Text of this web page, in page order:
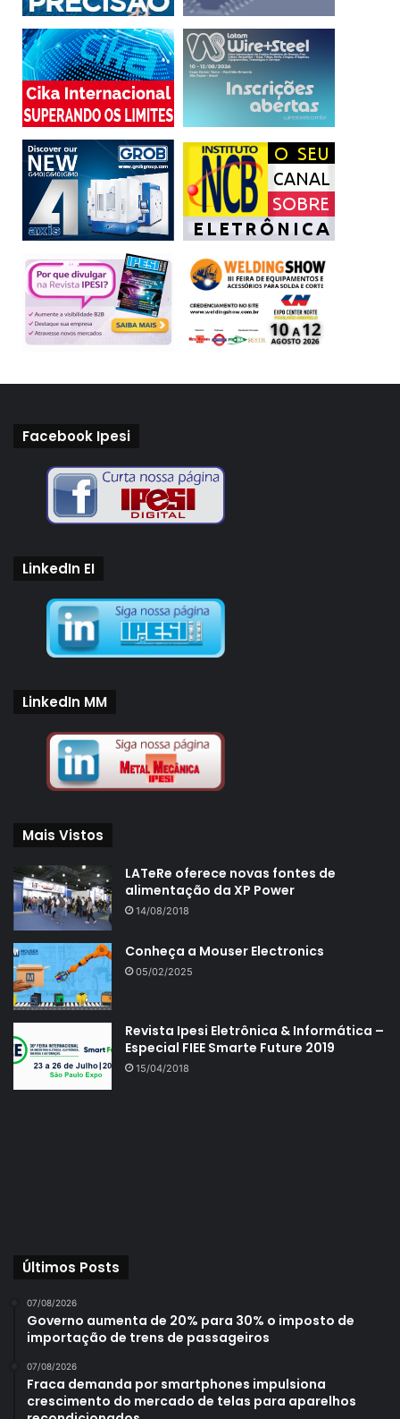
Facebook Ipesi
LinkedIn EI
LinkedIn MM
Mais Vistos
LATeRe oferece novas fontes de
alimentação da XP Power
14/08/2018
Conheça a Mouser Electronics
05/02/2025
Revista Ipesi Eletrônica & Informática –
Especial FIEE Smarte Future 2019
15/04/2018
Últimos Posts
07/08/2026
Governo aumenta de 20% para 30% o imposto de
importação de trens de passageiros
07/08/2026
Fraca demanda por smartphones impulsiona
crescimento do mercado de telas para aparelhos